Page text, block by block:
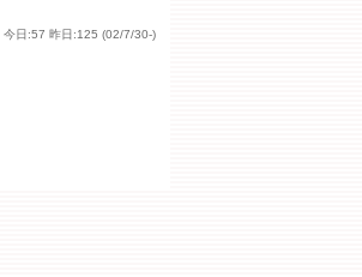
今日:57 昨日:125 (02/7/30-)